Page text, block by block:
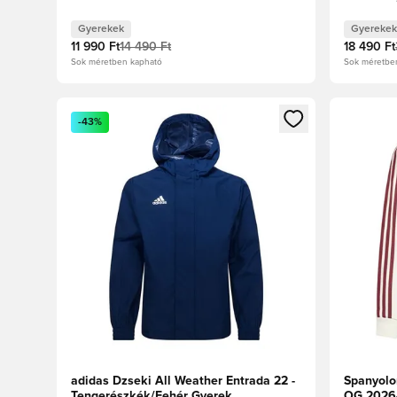
Gyerekek
11 990 Ft14 490 Ft
Sok méretben kapható
Gyerekek
18 490 Ft
Sok
Megnyit egy modált a bejelentkezéshez vagy a
-43%
adidas Dzseki All Weather Entrada 22 -